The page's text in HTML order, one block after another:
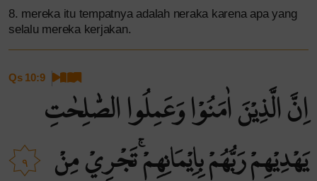
8. mereka itu tempatnya adalah neraka karena apa yang
selalu mereka kerjakan.
Qs 10:9
٩
اِنَّ الَّذِيْنَ اٰمَنُوْا وَعَمِلُوا الصّٰلِحٰتِ
يَهْدِيْهِمْ رَبُّهُمْ بِاِيْمَانِهِمْۚ تَجْرِيْ مِنْ